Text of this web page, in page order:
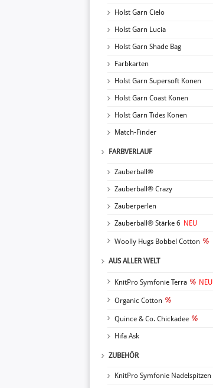
Holst Garn Cielo
Holst Garn Lucia
Holst Garn Shade Bag
Farbkarten
Holst Garn Supersoft Konen
Holst Garn Coast Konen
Holst Garn Tides Konen
Match-Finder
FARBVERLAUF
Zauberball®
Zauberball® Crazy
Zauberperlen
Zauberball® Stärke 6 NEU
Woolly Hugs Bobbel Cotton
AUS ALLER WELT
KnitPro Symfonie Terra NEU
Organic Cotton
Quince & Co. Chickadee
Hifa Ask
ZUBEHÖR
KnitPro Symfonie Nadelspitzen